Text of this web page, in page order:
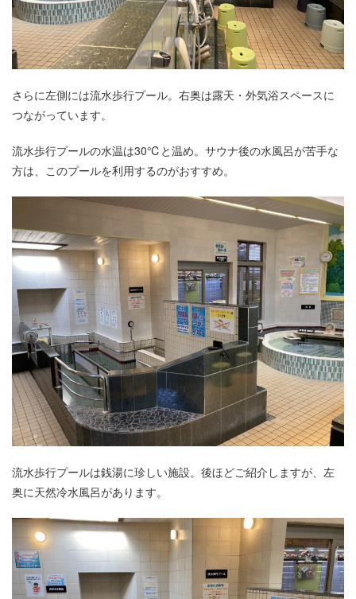
さらに左側には流水歩行プール。右奥は露天・外気浴スペースに
つながっています。
流水歩行プールの水温は30℃と温め。サウナ後の水風呂が苦手な
方は、このプールを利用するのがおすすめ。
流水歩行プールは銭湯に珍しい施設。後ほどご紹介しますが、左
奥に天然冷水風呂があります。